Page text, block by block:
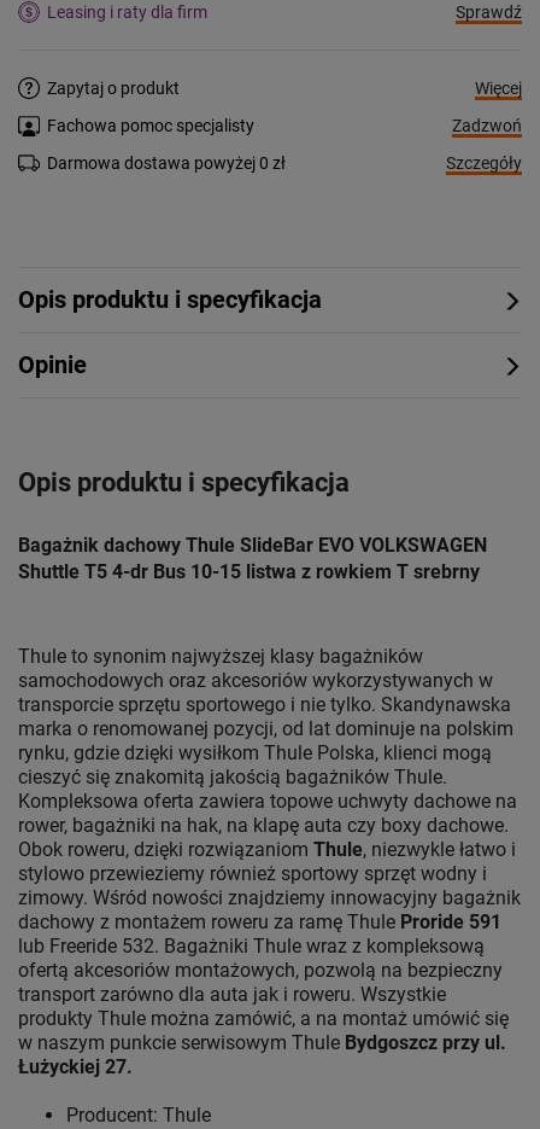
Leasing i raty dla firm
Sprawdź
Zapytaj o produkt
Więcej
Fachowa pomoc specjalisty
Zadzwoń
Darmowa dostawa powyżej 0 zł
Szczegóły
Opis produktu i specyfikacja
Opinie
Opis produktu i specyfikacja
Bagażnik dachowy Thule SlideBar EVO VOLKSWAGEN
Shuttle T5 4-dr Bus 10-15 listwa z rowkiem T srebrny
Thule to synonim najwyższej klasy bagażników
samochodowych oraz akcesoriów wykorzystywanych w
transporcie sprzętu sportowego i nie tylko. Skandynawska
marka o renomowanej pozycji, od lat dominuje na polskim
rynku, gdzie dzięki wysiłkom Thule Polska, klienci mogą
cieszyć się znakomitą jakością bagażników Thule.
Kompleksowa oferta zawiera topowe uchwyty dachowe na
rower, bagażniki na hak, na klapę auta czy boxy dachowe.
Obok roweru, dzięki rozwiązaniom Thule, niezwykle łatwo i
stylowo przewieziemy również sportowy sprzęt wodny i
zimowy. Wśród nowości znajdziemy innowacyjny bagażnik
dachowy z montażem roweru za ramę Thule Proride 591
lub Freeride 532. Bagażniki Thule wraz z kompleksową
ofertą akcesoriów montażowych, pozwolą na bezpieczny
transport zarówno dla auta jak i roweru. Wszystkie
produkty Thule można zamówić, a na montaż umówić się
w naszym punkcie serwisowym Thule Bydgoszcz przy ul.
Łużyckiej 27.
Producent: Thule